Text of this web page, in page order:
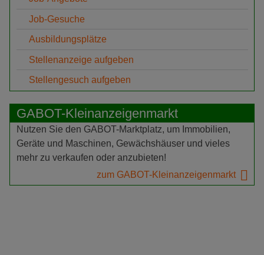
Job-Gesuche
Ausbildungsplätze
Stellenanzeige aufgeben
Stellengesuch aufgeben
GABOT-Kleinanzeigenmarkt
Nutzen Sie den GABOT-Marktplatz, um Immobilien,
Geräte und Maschinen, Gewächshäuser und vieles
mehr zu verkaufen oder anzubieten!
zum GABOT-Kleinanzeigenmarkt